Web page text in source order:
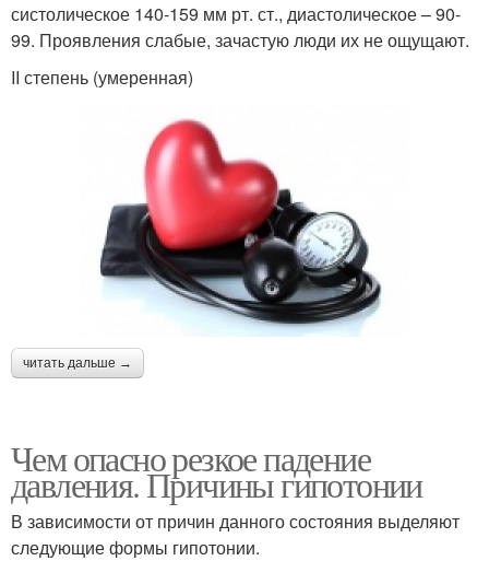
систолическое 140-159 мм рт. ст., диастолическое – 90-
99. Проявления слабые, зачастую люди их не ощущают.
II степень (умеренная)
читать дальше →
Чем опасно резкое падение
давления. Причины гипотонии
В зависимости от причин данного состояния выделяют
следующие формы гипотонии.